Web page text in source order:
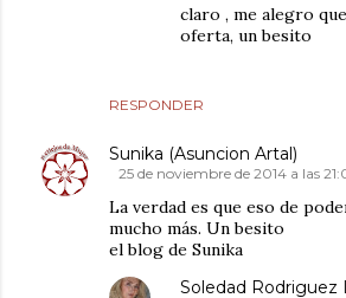
RESPONDER
claro , me alegro
oferta, un besito
Sunika (Asuncion Artal)
25 de noviembre de 2014 a las
La verdad es que eso de
mucho más. Un besito
el blog de Sunika
Soledad Rodriguez